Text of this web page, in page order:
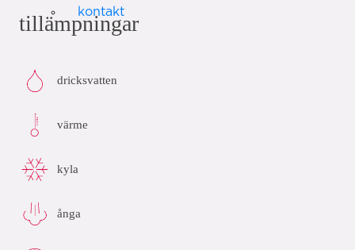
kontakt
tillämpningar
dricksvatten
värme
kyla
ånga